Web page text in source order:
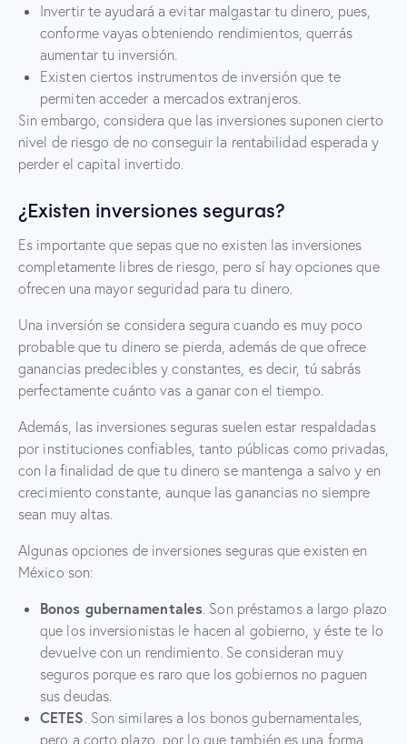
Invertir te ayudará a evitar malgastar tu dinero, pues,
conforme vayas obteniendo rendimientos, querrás
aumentar tu inversión.
Existen ciertos instrumentos de inversión que te
permiten acceder a mercados extranjeros.
Sin embargo, considera que las inversiones suponen cierto
nivel de riesgo de no conseguir la rentabilidad esperada y
perder el capital invertido.
¿Existen inversiones seguras?
Es importante que sepas que no existen las inversiones
completamente libres de riesgo, pero sí hay opciones que
ofrecen una mayor seguridad para tu dinero.
Una inversión se considera segura cuando es muy poco
probable que tu dinero se pierda, además de que ofrece
ganancias predecibles y constantes, es decir, tú sabrás
perfectamente cuánto vas a ganar con el tiempo.
Además, las inversiones seguras suelen estar respaldadas
por instituciones confiables, tanto públicas como privadas,
con la finalidad de que tu dinero se mantenga a salvo y en
crecimiento constante, aunque las ganancias no siempre
sean muy altas.
Algunas opciones de inversiones seguras que existen en
México son:
Bonos gubernamentales. Son préstamos a largo plazo
que los inversionistas le hacen al gobierno, y éste te lo
devuelve con un rendimiento. Se consideran muy
seguros porque es raro que los gobiernos no paguen
sus deudas.
CETES. Son similares a los bonos gubernamentales,
pero a corto plazo, por lo que también es una forma